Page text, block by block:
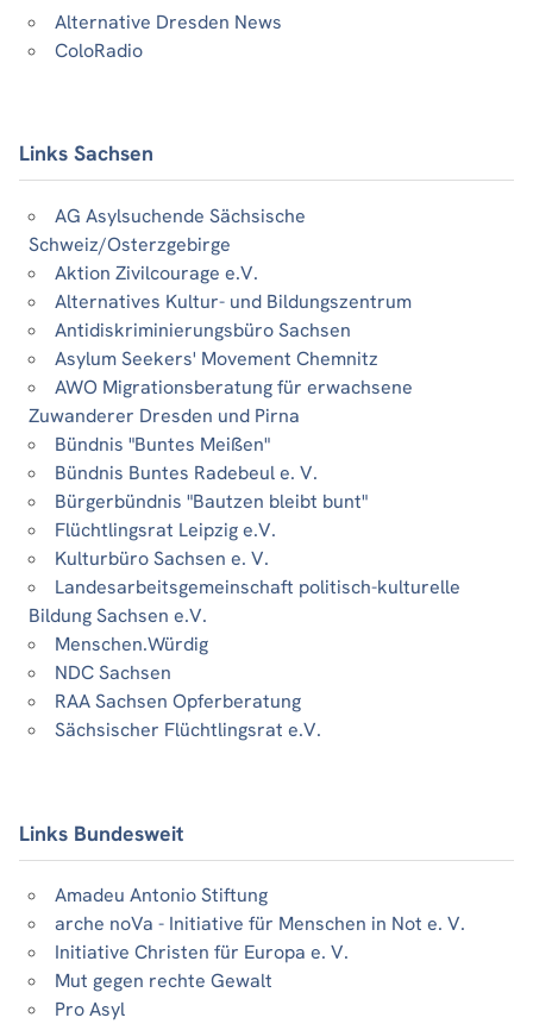
Alternative Dresden News
ColoRadio
Links Sachsen
AG Asylsuchende Sächsische
Schweiz/Osterzgebirge
Aktion Zivilcourage e.V.
Alternatives Kultur- und Bildungszentrum
Antidiskriminierungsbüro Sachsen
Asylum Seekers' Movement Chemnitz
AWO Migrationsberatung für erwachsene
Zuwanderer Dresden und Pirna
Bündnis "Buntes Meißen"
Bündnis Buntes Radebeul e. V.
Bürgerbündnis "Bautzen bleibt bunt"
Flüchtlingsrat Leipzig e.V.
Kulturbüro Sachsen e. V.
Landesarbeitsgemeinschaft politisch-kulturelle
Bildung Sachsen e.V.
Menschen.Würdig
NDC Sachsen
RAA Sachsen Opferberatung
Sächsischer Flüchtlingsrat e.V.
Links Bundesweit
Amadeu Antonio Stiftung
arche noVa - Initiative für Menschen in Not e. V.
Initiative Christen für Europa e. V.
Mut gegen rechte Gewalt
Pro Asyl